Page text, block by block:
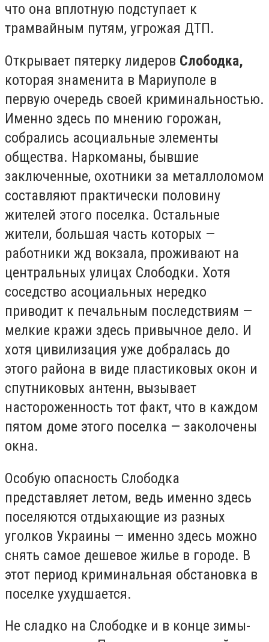
что она вплотную подступает к
трамвайным путям, угрожая ДТП.
Открывает пятерку лидеров Слободка,
которая знаменита в Мариуполе в
первую очередь своей криминальностью.
Именно здесь по мнению горожан,
собрались асоциальные элементы
общества. Наркоманы, бывшие
заключенные, охотники за металлоломом
составляют практически половину
жителей этого поселка. Остальные
жители, большая часть которых —
работники жд вокзала, проживают на
центральных улицах Слободки. Хотя
соседство асоциальных нередко
приводит к печальным последствиям —
мелкие кражи здесь привычное дело. И
хотя цивилизация уже добралась до
этого района в виде пластиковых окон и
спутниковых антенн, вызывает
настороженность тот факт, что в каждом
пятом доме этого поселка — заколочены
окна.
Особую опасность Слободка
представляет летом, ведь именно здесь
поселяются отдыхающие из разных
уголков Украины — именно здесь можно
снять самое дешевое жилье в городе. В
этот период криминальная обстановка в
поселке ухудшается.
Не сладко на Слободке и в конце зимы-